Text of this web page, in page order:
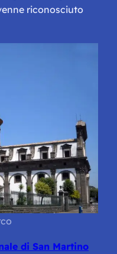
riconosciuto
di San Martino